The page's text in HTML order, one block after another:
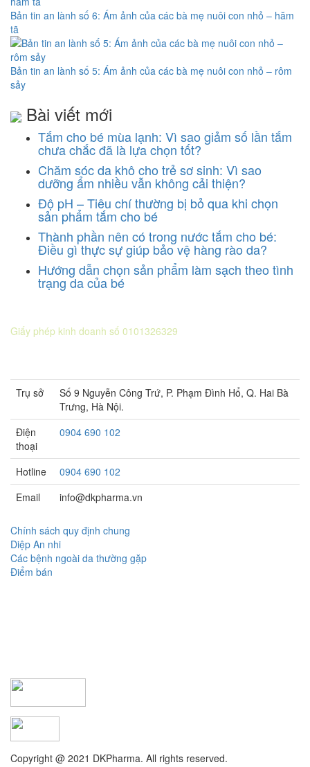
Bản tin an lành số 6: Ám ảnh của các bà mẹ nuôi con nhỏ – hăm
tã
Bản tin an lành số 5: Ám ảnh của các bà mẹ nuôi con nhỏ – rôm
sảy
Bài viết mới
Tắm cho bé mùa lạnh: Vì sao giảm số lần tắm
chưa chắc đã là lựa chọn tốt?
Chăm sóc da khô cho trẻ sơ sinh: Vì sao
dưỡng ẩm nhiều vẫn không cải thiện?
Độ pH – Tiêu chí thường bị bỏ qua khi chọn
sản phẩm tắm cho bé
Thành phần nên có trong nước tắm cho bé:
Điều gì thực sự giúp bảo vệ hàng rào da?
Hướng dẫn chọn sản phẩm làm sạch theo tình
trạng da của bé
Giấy phép kinh doanh số 0101326329
Trụ sở
Số 9 Nguyễn Công Trứ, P. Phạm Đình Hổ, Q. Hai Bà
Trưng, Hà Nội.
Điện
thoại
0904 690 102
Hotline
0904 690 102
Email
info@dkpharma.vn
Chính sách quy định chung
Diệp An nhi
Các bệnh ngoài da thường gặp
Điểm bán
Copyright @ 2021 DKPharma. All rights reserved.